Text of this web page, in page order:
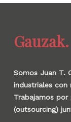
Gauzak.
Somos Juan T.
industriales con
Trabajamos
(outsourcing)